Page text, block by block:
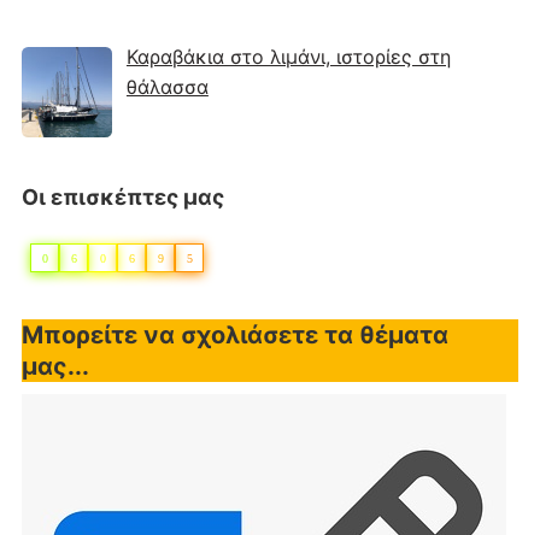
Καραβάκια στο λιμάνι, ιστορίες στη
θάλασσα
Οι επισκέπτες μας
0 6 0 6 9 5
Μπορείτε να σχολιάσετε τα θέματα
μας...